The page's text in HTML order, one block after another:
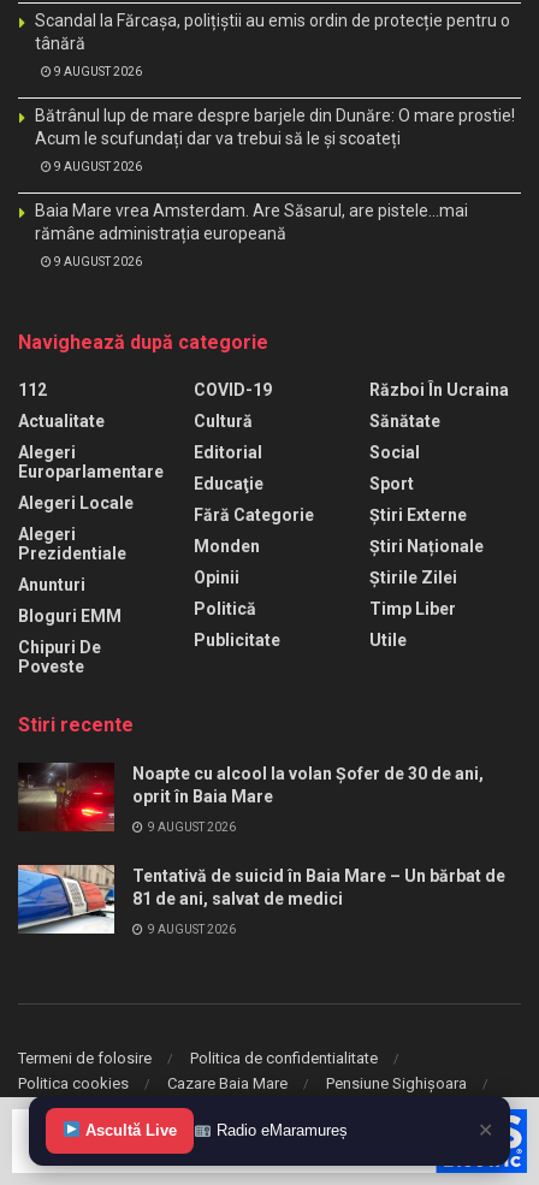
Scandal la Fărcașa, polițiștii au emis ordin de protecție pentru o
tânără
9 AUGUST 2026
Bătrânul lup de mare despre barjele din Dunăre: O mare prostie!
Acum le scufundați dar va trebui să le și scoateți
9 AUGUST 2026
Baia Mare vrea Amsterdam. Are Săsarul, are pistele…mai
rămâne administrația europeană
9 AUGUST 2026
Navighează după categorie
112
Actualitate
Alegeri
Europarlamentare
Alegeri Locale
Alegeri
Prezidentiale
Anunturi
Bloguri EMM
Chipuri De
Poveste
COVID-19
Cultură
Editorial
Educaţie
Fără Categorie
Monden
Opinii
Politică
Publicitate
Război În Ucraina
Sănătate
Social
Sport
Știri Externe
Știri Naționale
Știrile Zilei
Timp Liber
Utile
Stiri recente
Noapte cu alcool la volan Șofer de 30 de ani,
oprit în Baia Mare
9 AUGUST 2026
Tentativă de suicid în Baia Mare – Un bărbat de
81 de ani, salvat de medici
9 AUGUST 2026
Termeni de folosire
Politica de confidentialitate
Politica cookies
Cazare Baia Mare Pensiune Sighișoara
© 2020 eMaramures. Toate drepturile rezervate.
Ascultă Live Radio eMaramureș ✕